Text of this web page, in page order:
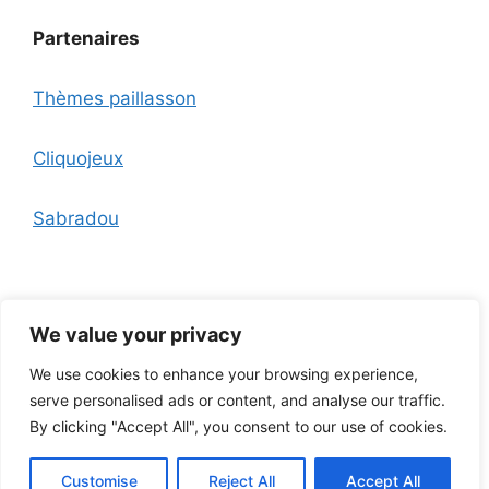
We value your privacy
We use cookies to enhance your browsing experience,
serve personalised ads or content, and analyse our traffic.
By clicking "Accept All", you consent to our use of cookies.
Customise Reject All Accept All
Partenaires
Thèmes paillasson
Cliquojeux
Sabradou
Nous contacter A propos Mentions légales Politique
de confidentialité et CGU Outils Plan du site